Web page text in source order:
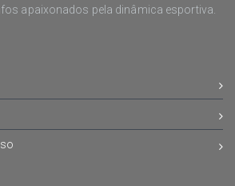
apaixonados pela dinâmica esportiva.